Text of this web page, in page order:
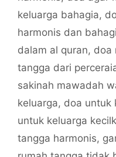
keluarga bahagia,
harmonis dan
dalam al quran, doa
tangga dari
sakinah mawadah
keluarga, doa untuk
untuk keluarga
tangga harmonis,